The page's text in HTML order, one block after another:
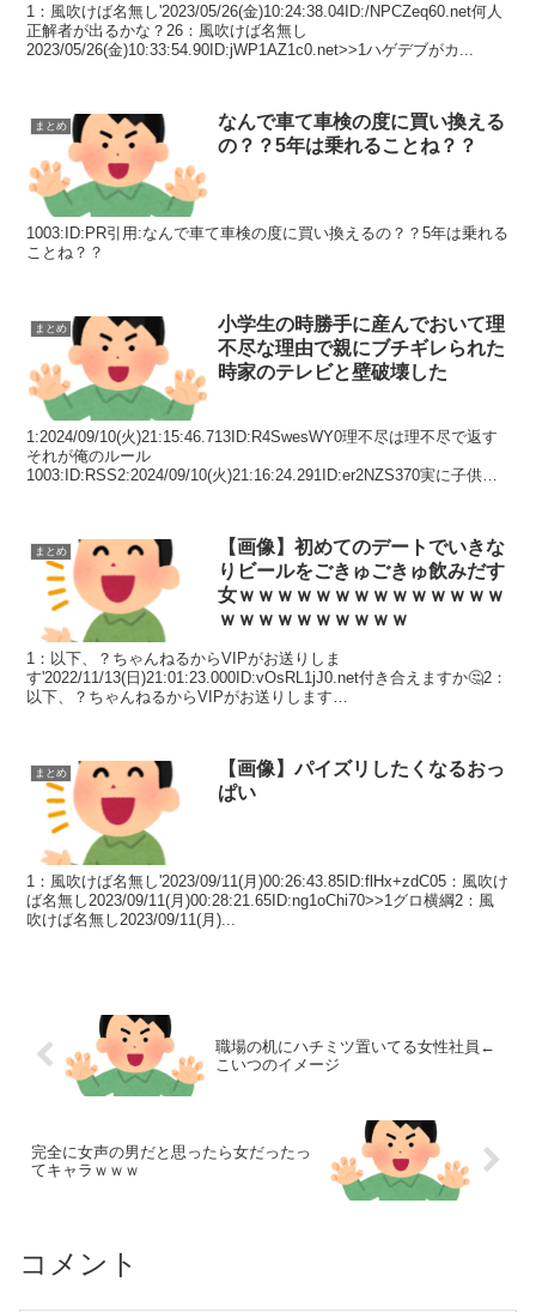
1：風吹けば名無し'2023/05/26(金)10:24:38.04ID:/NPCZeq60.net何人
正解者が出るかな？26：風吹けば名無し
2023/05/26(金)10:33:54.90ID:jWP1AZ1c0.net>>1ハゲデブがカ...
まとめ
なんで車て車検の度に買い換える
の？？5年は乗れることね？？
1003:ID:PR引用:なんで車て車検の度に買い換えるの？？5年は乗れる
ことね？？
まとめ
小学生の時勝手に産んでおいて理
不尽な理由で親にブチギレられた
時家のテレビと壁破壊した
1:2024/09/10(火)21:15:46.713ID:R4SwesWY0理不尽は理不尽で返す
それが俺のルール
1003:ID:RSS2:2024/09/10(火)21:16:24.291ID:er2NZS370実に子供ら
まとめ
【画像】初めてのデートでいきな
りビールをごきゅごきゅ飲みだす
女ｗｗｗｗｗｗｗｗｗｗｗｗｗｗ
ｗｗｗｗｗｗｗｗｗｗ
1：以下、？ちゃんねるからVIPがお送りしま
す'2022/11/13(日)21:01:23.000ID:vOsRL1jJ0.net付き合えますか🤔2：
以下、？ちゃんねるからVIPがお送りします
まとめ
【画像】パイズリしたくなるおっ
ぱい
1：風吹けば名無し'2023/09/11(月)00:26:43.85ID:flHx+zdC05：風吹け
ば名無し2023/09/11(月)00:28:21.65ID:ng1oChi70>>1グロ横綱2：風
吹けば名無し2023/09/11(月)...
職場の机にハチミツ置いてる女性社員←
こいつのイメージ
完全に女声の男だと思ったら女だったっ
てキャラｗｗｗ
コメント